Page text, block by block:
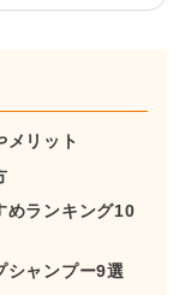
メリット
めランキング10
シャンプー9選